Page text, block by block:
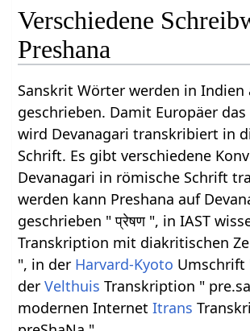
Verschiedene
Preshana
Sanskrit Wörter werden in Indien
geschrieben. Damit Europäer
wird Devanagari transkribiert in
Schrift. Es gibt verschiedene
Devanagari in römische Schrift
werden kann Preshana auf
geschrieben " प्रेषण ", in IAST
Transkription mit diakritischen
", in der Harvard-Kyoto Umschrift
derVelthuis Transkription "
modernen InternetItrans